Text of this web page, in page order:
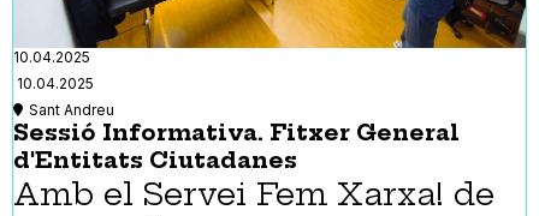
10.04.2025
10.04.2025
Sant Andreu
Sessió Informativa. Fitxer General
d'Entitats Ciutadanes
Amb el Servei Fem Xarxa! de